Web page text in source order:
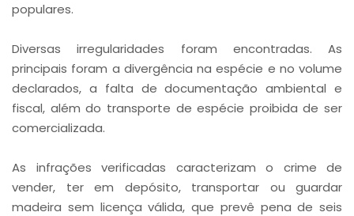
populares.
Diversas irregularidades foram encontradas. As
principais foram a divergência na espécie e no volume
declarados, a falta de documentação ambiental e
fiscal, além do transporte de espécie proibida de ser
comercializada.
As infrações verificadas caracterizam o crime de
vender, ter em depósito, transportar ou guardar
madeira sem licença válida, que prevê pena de seis